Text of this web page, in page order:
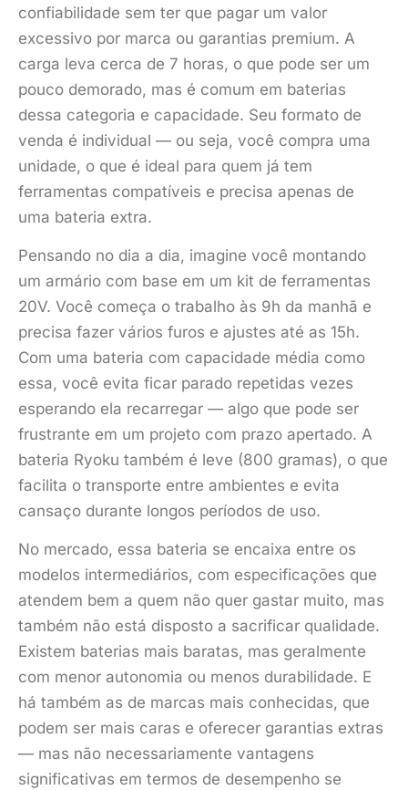
confiabilidade sem ter que pagar um valor
excessivo por marca ou garantias premium. A
carga leva cerca de 7 horas, o que pode ser um
pouco demorado, mas é comum em baterias
dessa categoria e capacidade. Seu formato de
venda é individual — ou seja, você compra uma
unidade, o que é ideal para quem já tem
ferramentas compatíveis e precisa apenas de
uma bateria extra.
Pensando no dia a dia, imagine você montando
um armário com base em um kit de ferramentas
20V. Você começa o trabalho às 9h da manhã e
precisa fazer vários furos e ajustes até as 15h.
Com uma bateria com capacidade média como
essa, você evita ficar parado repetidas vezes
esperando ela recarregar — algo que pode ser
frustrante em um projeto com prazo apertado. A
bateria Ryoku também é leve (800 gramas), o que
facilita o transporte entre ambientes e evita
cansaço durante longos períodos de uso.
No mercado, essa bateria se encaixa entre os
modelos intermediários, com especificações que
atendem bem a quem não quer gastar muito, mas
também não está disposto a sacrificar qualidade.
Existem baterias mais baratas, mas geralmente
com menor autonomia ou menos durabilidade. E
há também as de marcas mais conhecidas, que
podem ser mais caras e oferecer garantias extras
— mas não necessariamente vantagens
significativas em termos de desempenho se